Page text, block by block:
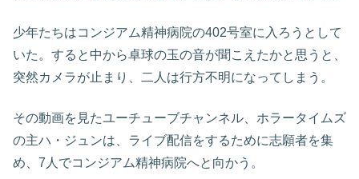
少年たちはコンジアム精神病院の402号室に入ろうとして
いた。すると中から卓球の玉の音が聞こえたかと思うと、
突然カメラが止まり、二人は行方不明になってしまう。
その動画を見たユーチューブチャンネル、ホラータイムズ
の主ハ・ジュンは、ライブ配信をするために志願者を集
め、7人でコンジアム精神病院へと向かう。